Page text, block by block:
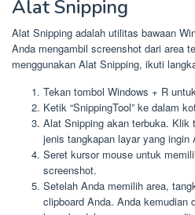
Alat Snipping
Alat Snipping adalah utilitas bawaan
Anda mengambil screenshot dari area
menggunakan Alat Snipping, ikuti
Tekan tombol Windows + R
Ketik “SnippingTool” ke dalam
Alat Snipping akan terbuka. Klik
jenis tangkapan layar yang ingin
Seret kursor mouse untuk
screenshot.
Setelah Anda memilih area,
clipboard Anda. Anda kemudian